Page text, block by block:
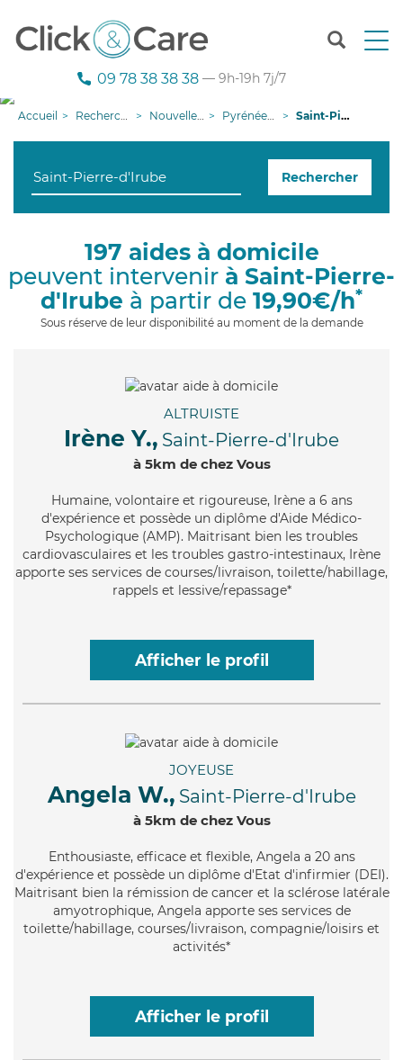
T
n
g
i
09 78 38 38 38 — 9h-19h 7j/7
Accueil Recherche aide à domicile Nouvelle-Aquitaine Pyrénées-Atlantiques Saint-Pierre-d'Irube
Rechercher
197 aides à domicile
peuvent intervenir à Saint-Pierre-
d'Irube à partir de 19,90€/h*
Sous réserve de leur disponibilité au moment de la demande
ALTRUISTE
Irène Y., Saint-Pierre-d'Irube
à 5km de chez Vous
Humaine, volontaire et rigoureuse, Irène a 6 ans
d'expérience et possède un diplôme d'Aide Médico-
Psychologique (AMP). Maitrisant bien les troubles
cardiovasculaires et les troubles gastro-intestinaux, Irène
apporte ses services de courses/livraison, toilette/habillage,
rappels et lessive/repassage*
Afficher le profil
JOYEUSE
Angela W., Saint-Pierre-d'Irube
à 5km de chez Vous
Enthousiaste, efficace et flexible, Angela a 20 ans
d'expérience et possède un diplôme d'Etat d'infirmier (DEI).
Maitrisant bien la rémission de cancer et la sclérose latérale
amyotrophique, Angela apporte ses services de
toilette/habillage, courses/livraison, compagnie/loisirs et
activités*
Afficher le profil